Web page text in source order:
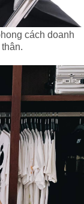
cách doanh